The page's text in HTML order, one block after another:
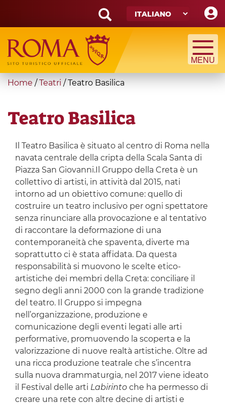
main
content
Search
form
Cerca
You
here
Home / Teatri /Teatro Basilica
Teatro Basilica
Il Teatro Basilica è situato al centro di Roma nella
navata centrale della cripta della Scala Santa di
Piazza San Giovanni.Il Gruppo della Creta è un
collettivo di artisti, in attività dal 2015, nati
intorno ad un obiettivo comune: quello di
costruire un teatro inclusivo per ogni spettatore
senza rinunciare alla provocazione e al tentativo
di raccontare la deformazione di una
contemporaneità che spaventa, diverte ma
soprattutto ci è stata affidata. Da questa
responsabilità si muovono le scelte etico-
artistiche dei membri della Creta: conciliare il
segno degli anni 2000 con la grande tradizione
del teatro. Il Gruppo si impegna
nell’organizzazione, produzione e
comunicazione degli eventi legati alle arti
performative, promuovendo la scoperta e la
valorizzazione di nuove realtà artistiche. Oltre ad
una ricca produzione teatrale che s’incentra
sulla nuova drammaturgia, nel 2017 viene ideato
il Festival delle arti Labirintoche ha permesso di
creare una rete con altre decine di artisti e